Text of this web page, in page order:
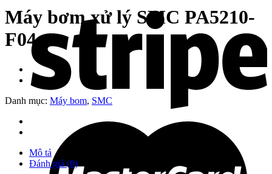
Máy bơm xử lý SMC PA5210-
F04
Danh mục: Máy bom, SMC
Mô tả
Đánh giá (0)